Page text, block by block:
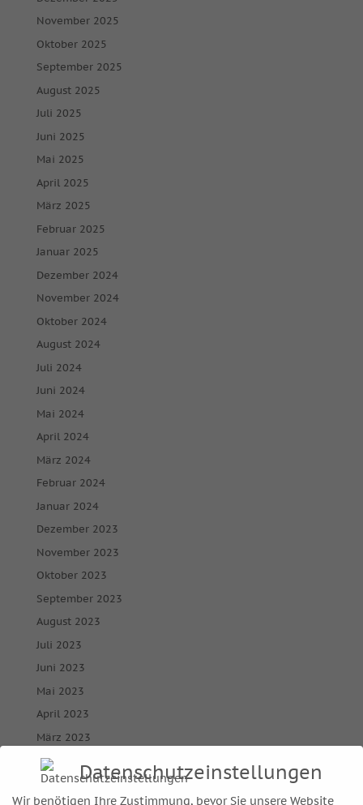
November 2025
Oktober 2025
September 2025
August 2025
Juli 2025
Juni 2025
Mai 2025
April 2025
März 2025
Februar 2025
Januar 2025
Dezember 2024
November 2024
Oktober 2024
August 2024
Juli 2024
Juni 2024
Mai 2024
April 2024
März 2024
Februar 2024
Januar 2024
Dezember 2023
November 2023
Oktober 2023
September 2023
August 2023
Juli 2023
Juni 2023
Mai 2023
April 2023
März 2023
Februar 2023
Januar 2023Datenschutzeinstellungen
Wir benötigen Ihre Zustimmung, bevor Sie unsere Website